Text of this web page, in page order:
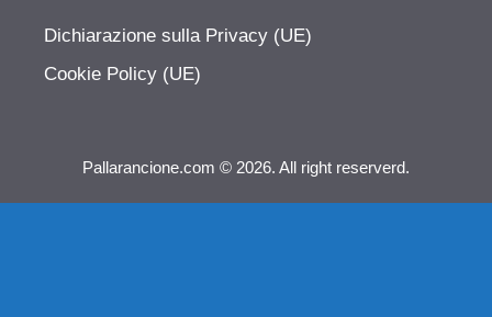
Dichiarazione sulla Privacy (UE)
Cookie Policy (UE)
Pallarancione.com © 2026. All right reserverd.